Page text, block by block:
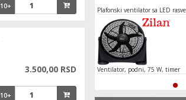
10+
3.500,00 RSD
10+
Plafonski ventilator sa LED
Ventilator, podni, 75 W, timer